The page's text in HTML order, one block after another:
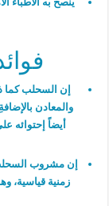
إن السحلب كما
والمعادن
أيضاً إحتوائه
إن مشروب
زمنية قياسية،